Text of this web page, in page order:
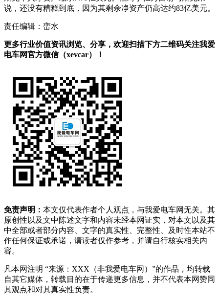
说，还没有糟糕到底，因为其剩余净资产仍高达约83亿美元。
责任编辑：峦水
更多行业价值资讯浏览、分享，欢迎扫描下方二维码关注我爱
电车网官方微信（xevcar）！
免责声明： 本文仅代表作者个人观点，与我爱电车网无关。其
原创性以及文中陈述文字和内容未经本网证实，对本文以及其
中全部或者部分内容、文字的真实性、完整性、及时性本站不
作任何保证或承诺，请读者仅作参考，并请自行核实相关内
容。
凡本网注明 “来源：XXX（非我爱电车网）”的作品，均转载
自其它媒体，转载目的在于传递更多信息，并不代表本网赞同
其观点和对其真实性负责。